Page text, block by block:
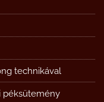
technikával
péksütemény